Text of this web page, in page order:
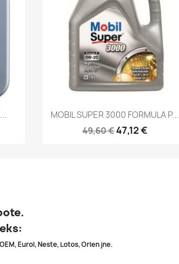
Kiirvaade
MOBIL SUPER 3000 FORMULA P...
49,60 €47,12 €
Eurol, Neste, Lotos, Orlen jne.